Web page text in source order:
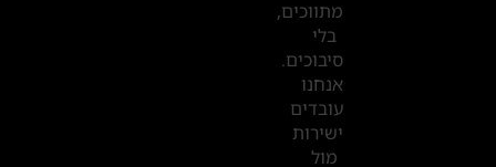
שלנו
בדובאי
מתווכים,
בלי
סיבוכים.
אנחנו
עובדים
ישירות
מול